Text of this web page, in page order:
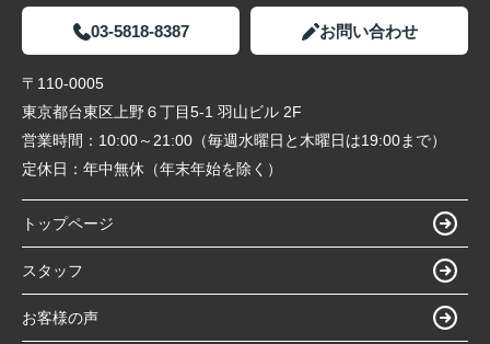
03-5818-8387 お問い合わせ
〒110-0005
東京都台東区上野６丁目5-1 羽山ビル 2F
営業時間： 10:00～21:00（毎週水曜日と木曜日は19:00まで）
定休日： 年中無休（年末年始を除く）
トップページ
スタッフ
お客様の声